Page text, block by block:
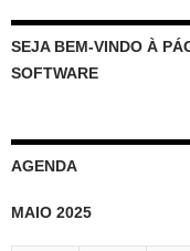
SEJA BEM-VINDO À
SOFTWARE
AGENDA
MAIO 2025